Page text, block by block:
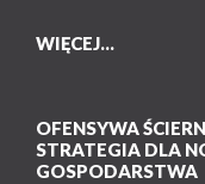
WIĘCEJ...
OFENSYWA
STRATEGIA DLA
GOSPODARSTWA